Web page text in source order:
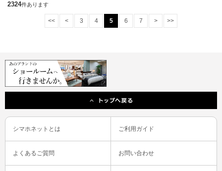
2324件あります
<< < 3 4 5 6 7 > >>
シマホネットとは ご利用ガイド
よくあるご質問 お問い合わせ